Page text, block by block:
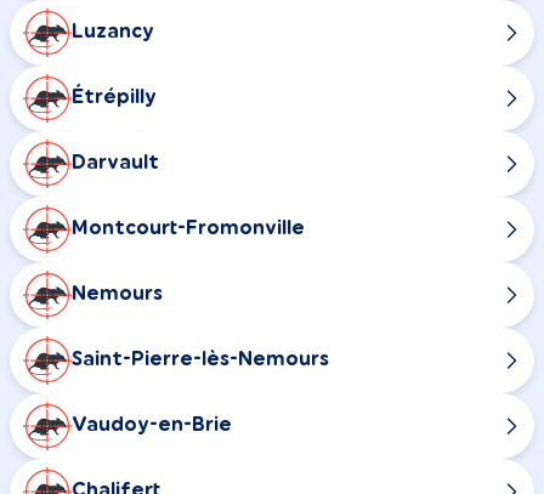
Luzancy
Étrépilly
Darvault
Montcourt-Fromonville
Nemours
Saint-Pierre-lès-Nemours
Vaudoy-en-Brie